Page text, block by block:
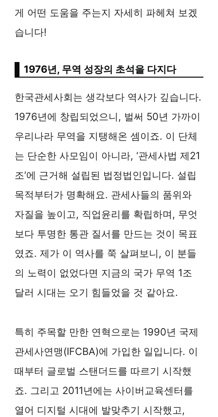
게 어떤 도움을 주는지 자세히 파헤쳐 보겠
습니다!
1976년, 무역 성장의 초석을 다지다
한국관세사회는 생각보다 역사가 깊습니다.
1976년에 창립되었으니, 벌써 50년 가까이
우리나라 무역을 지탱해온 셈이죠. 이 단체
는 단순한 사모임이 아니라, ‘관세사법 제21
조’에 근거해 설립된 법정법인입니다. 설립
목적부터가 명확해요. 관세사들의 품위와
자질을 높이고, 직업윤리를 확립하며, 무엇
보다 투명한 통관 질서를 만드는 것이 목표
였죠. 제가 이 역사를 쭉 살펴보니, 이 분들
의 노력이 없었다면 지금의 국가 무역 1조
달러 시대는 오기 힘들었을 것 같아요.
특히 주목할 만한 연혁으로는 1990년 국제
관세사연맹(IFCBA)에 가입한 일입니다. 이
때부터 글로벌 스탠더드를 따르기 시작했
죠. 그리고 2011년에는 사이버교육센터를
열어 디지털 시대에 발맞추기 시작했고,